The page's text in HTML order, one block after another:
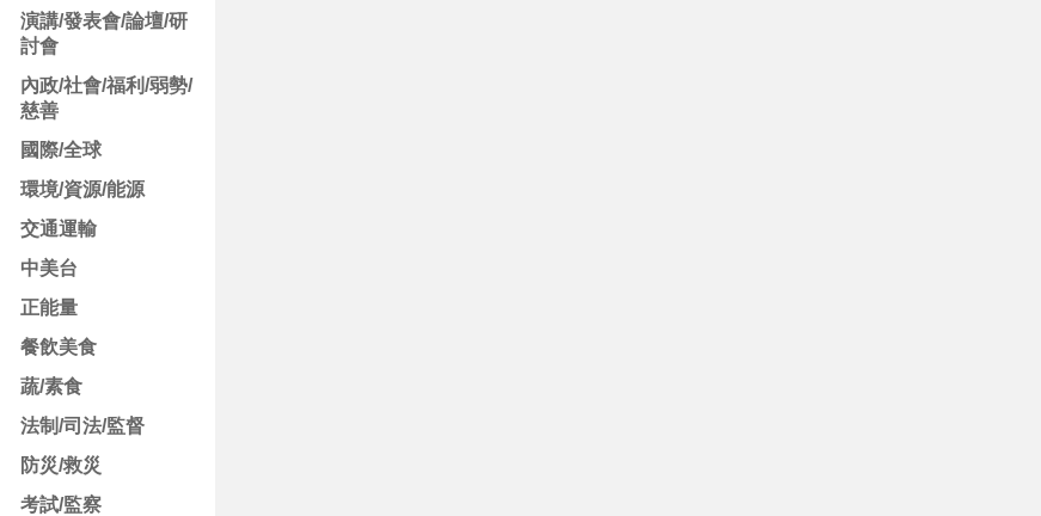
演講/發表會/論壇/研
討會
內政/社會/福利/弱勢/
慈善
國際/全球
環境/資源/能源
交通運輸
中美台
正能量
餐飲美食
蔬/素食
法制/司法/監督
防災/救災
考試/監察